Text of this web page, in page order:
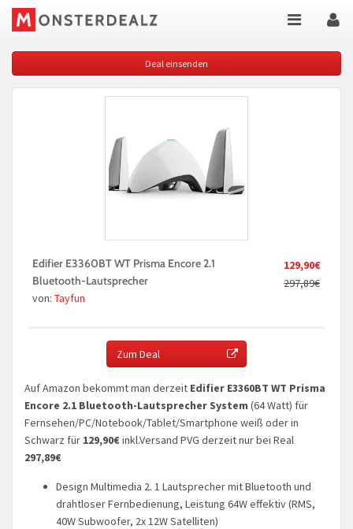
Deal einsenden
129,90€
297,89€
Edifier E3360BT WT Prisma Encore 2.1
Bluetooth-Lautsprecher
von: Tayfun
Zum Deal
Auf Amazon bekommt man derzeit Edifier E3360BT WT Prisma
Encore 2.1 Bluetooth-Lautsprecher System (64 Watt) für
Fernsehen/PC/Notebook/Tablet/Smartphone weiß oder in
Schwarz für 129,90€inkl.Versand PVG derzeit nur bei Real
297,89€
Design Multimedia 2. 1 Lautsprecher mit Bluetooth und
drahtloser Fernbedienung, Leistung 64W effektiv (RMS,
40W Subwoofer, 2x 12W Satelliten)